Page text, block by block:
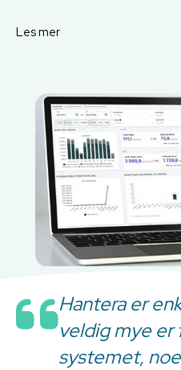
Les mer
Hantera er
veldig mye
systemet,